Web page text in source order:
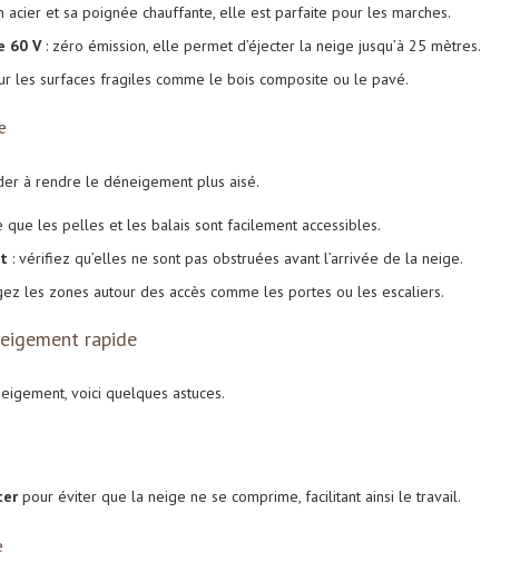
acier et sa poignée chauffante, elle est parfaite pour les marches.
60 V: zéro émission, elle permet d’éjecter la neige jusqu’à 25 mètres.
les surfaces fragiles comme le bois composite ou le pavé.
à rendre le déneigement plus aisé.
que les pelles et les balais sont facilement accessibles.
: vérifiez qu’elles ne sont pas obstruées avant l’arrivée de la neige.
les zones autour des accès comme les portes ou les escaliers.
rapide
voici quelques astuces.
pour éviter que la neige ne se comprime, facilitant ainsi le travail.